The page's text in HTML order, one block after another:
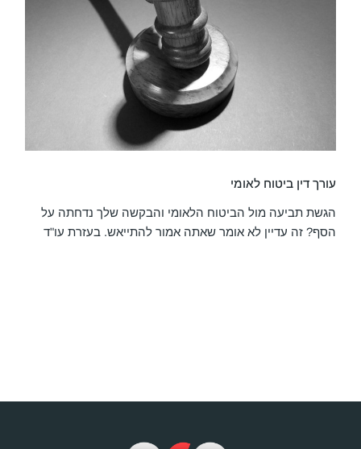
עורך דין ביטוח לאומי
הגשת תביעה מול הביטוח הלאומי והבקשה שלך נדחתה על
הסף? זה עדיין לא אומר שאתה אמור להתייאש. בעזרת עו"ד